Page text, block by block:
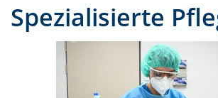
Spezialisierte